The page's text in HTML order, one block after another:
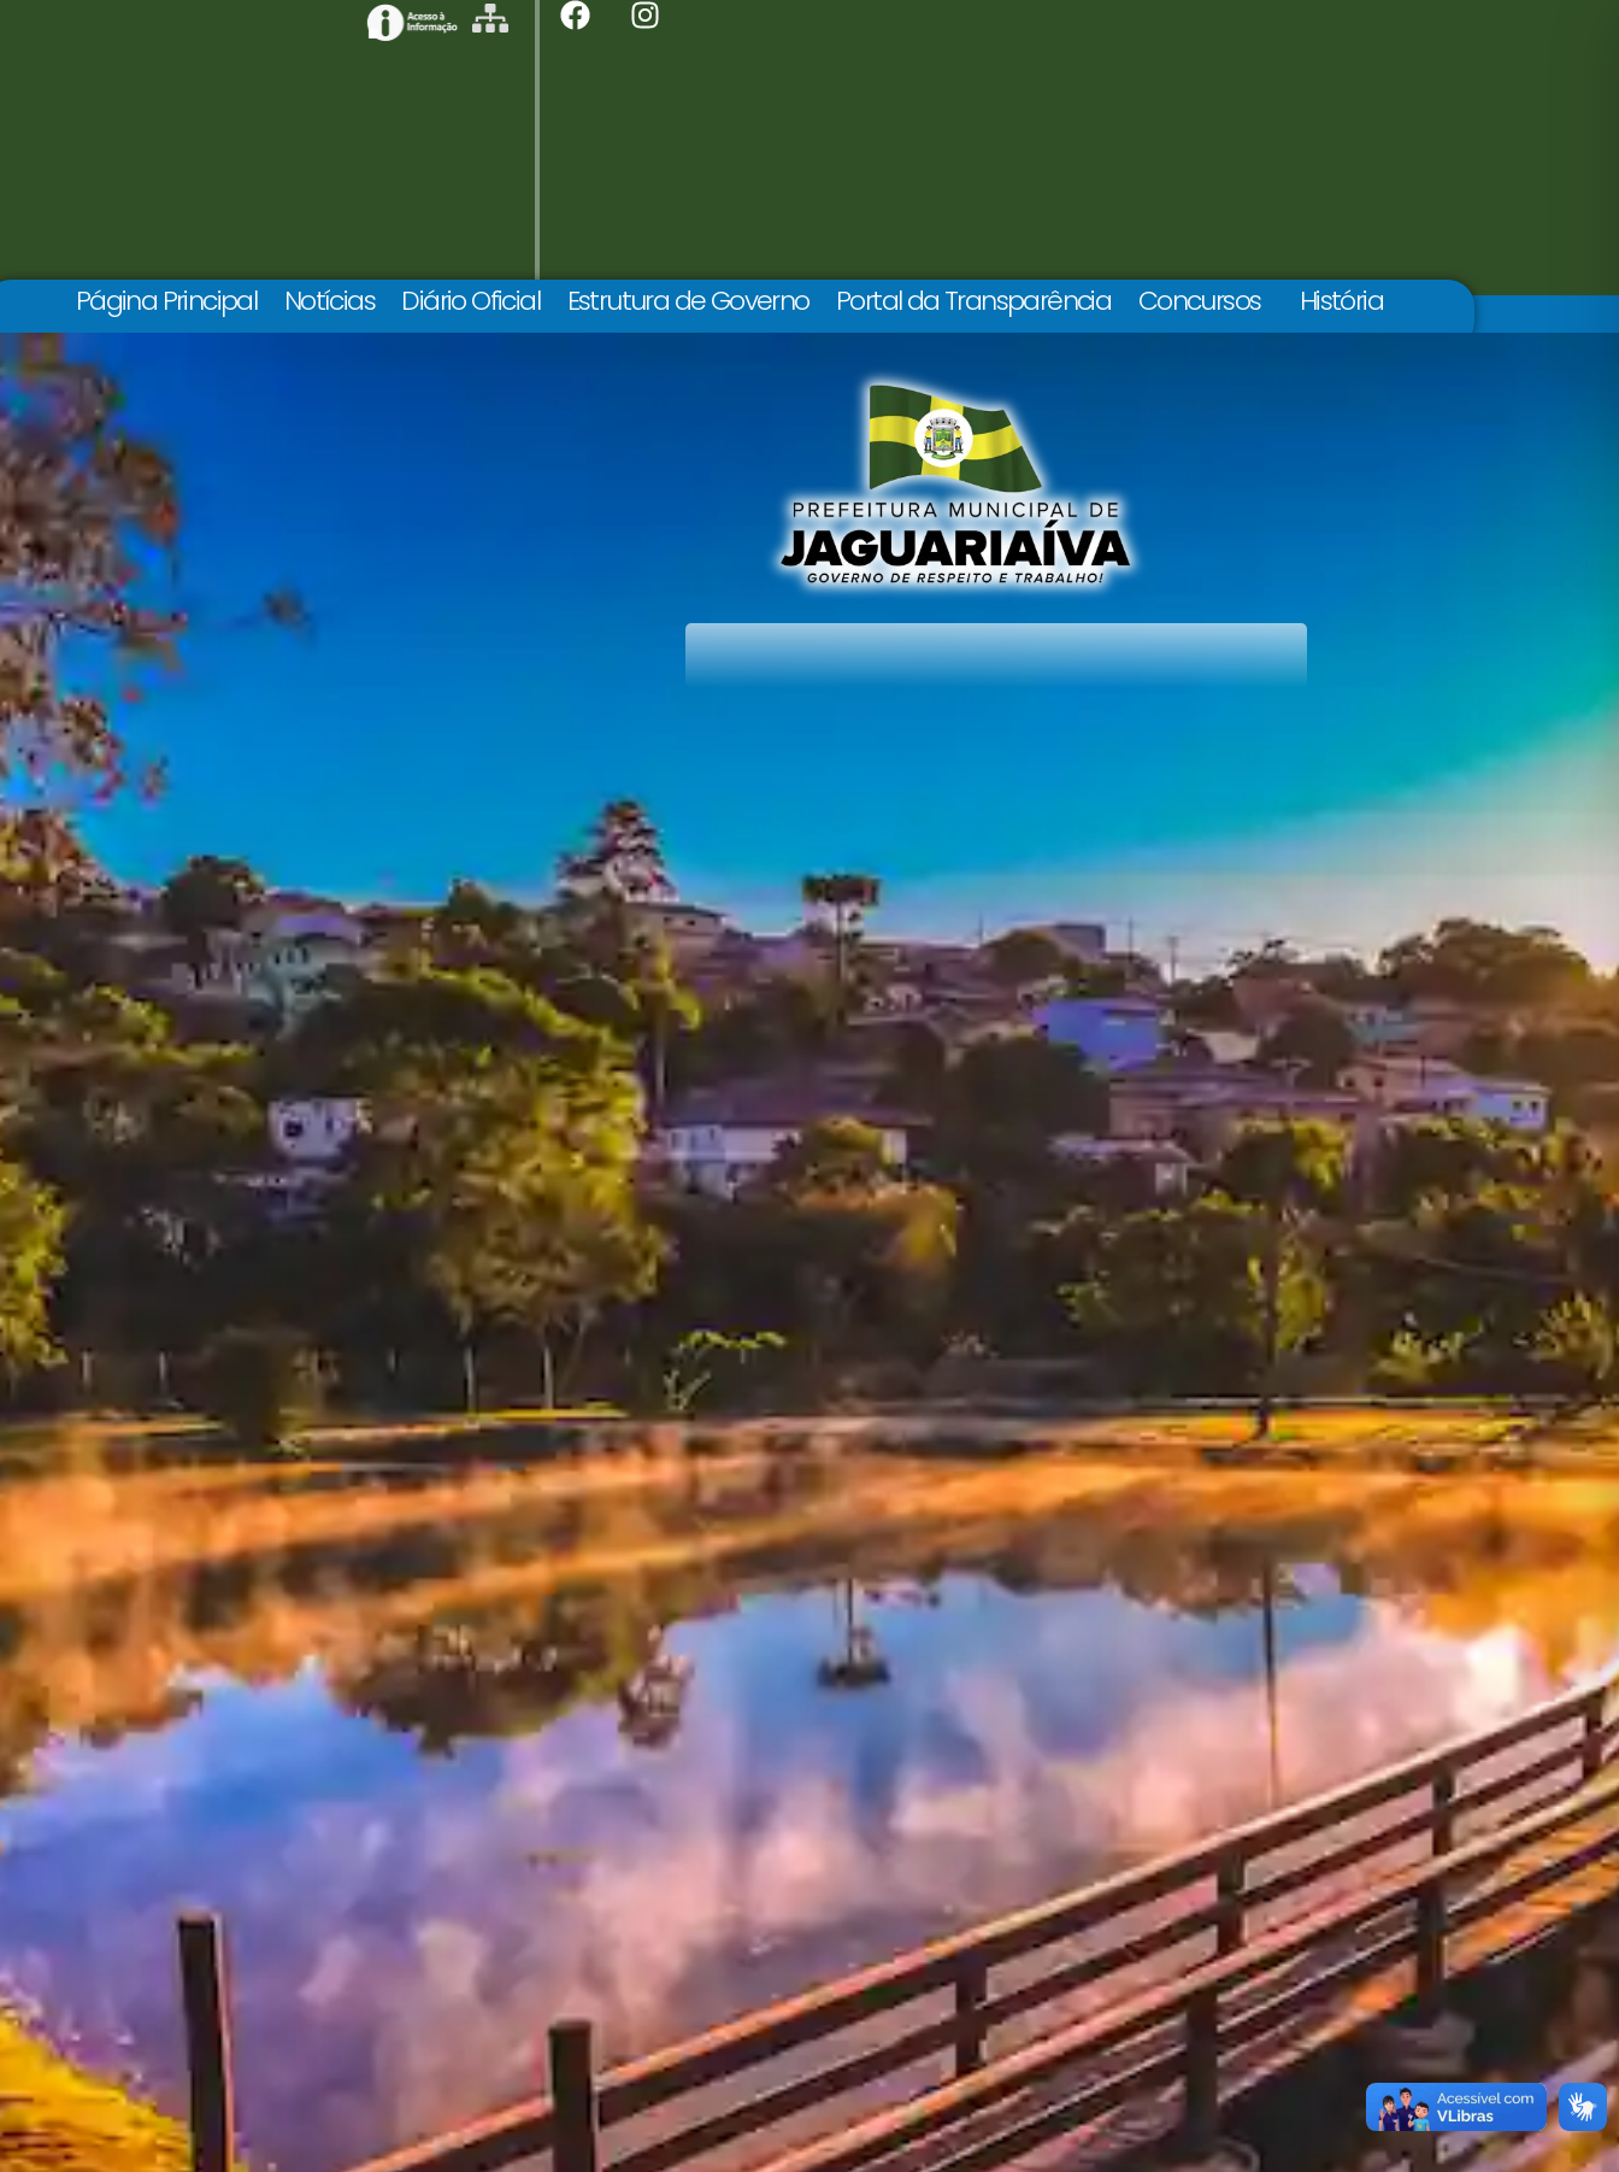
Página Principal Notícias Diário Oficial Estrutura de Governo Portal da Transparência Concursos História